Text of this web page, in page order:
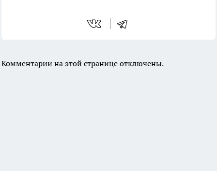
Комментарии на этой странице отключены.